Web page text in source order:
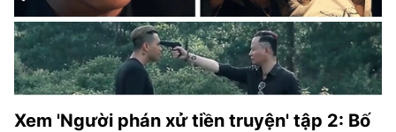
Xem 'Người phán xử tiền truyện' tập 2: Bố